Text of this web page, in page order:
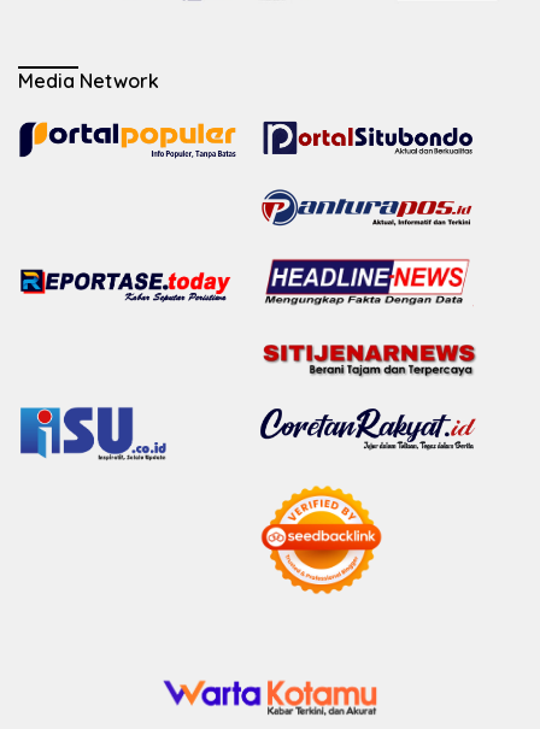
Media Network